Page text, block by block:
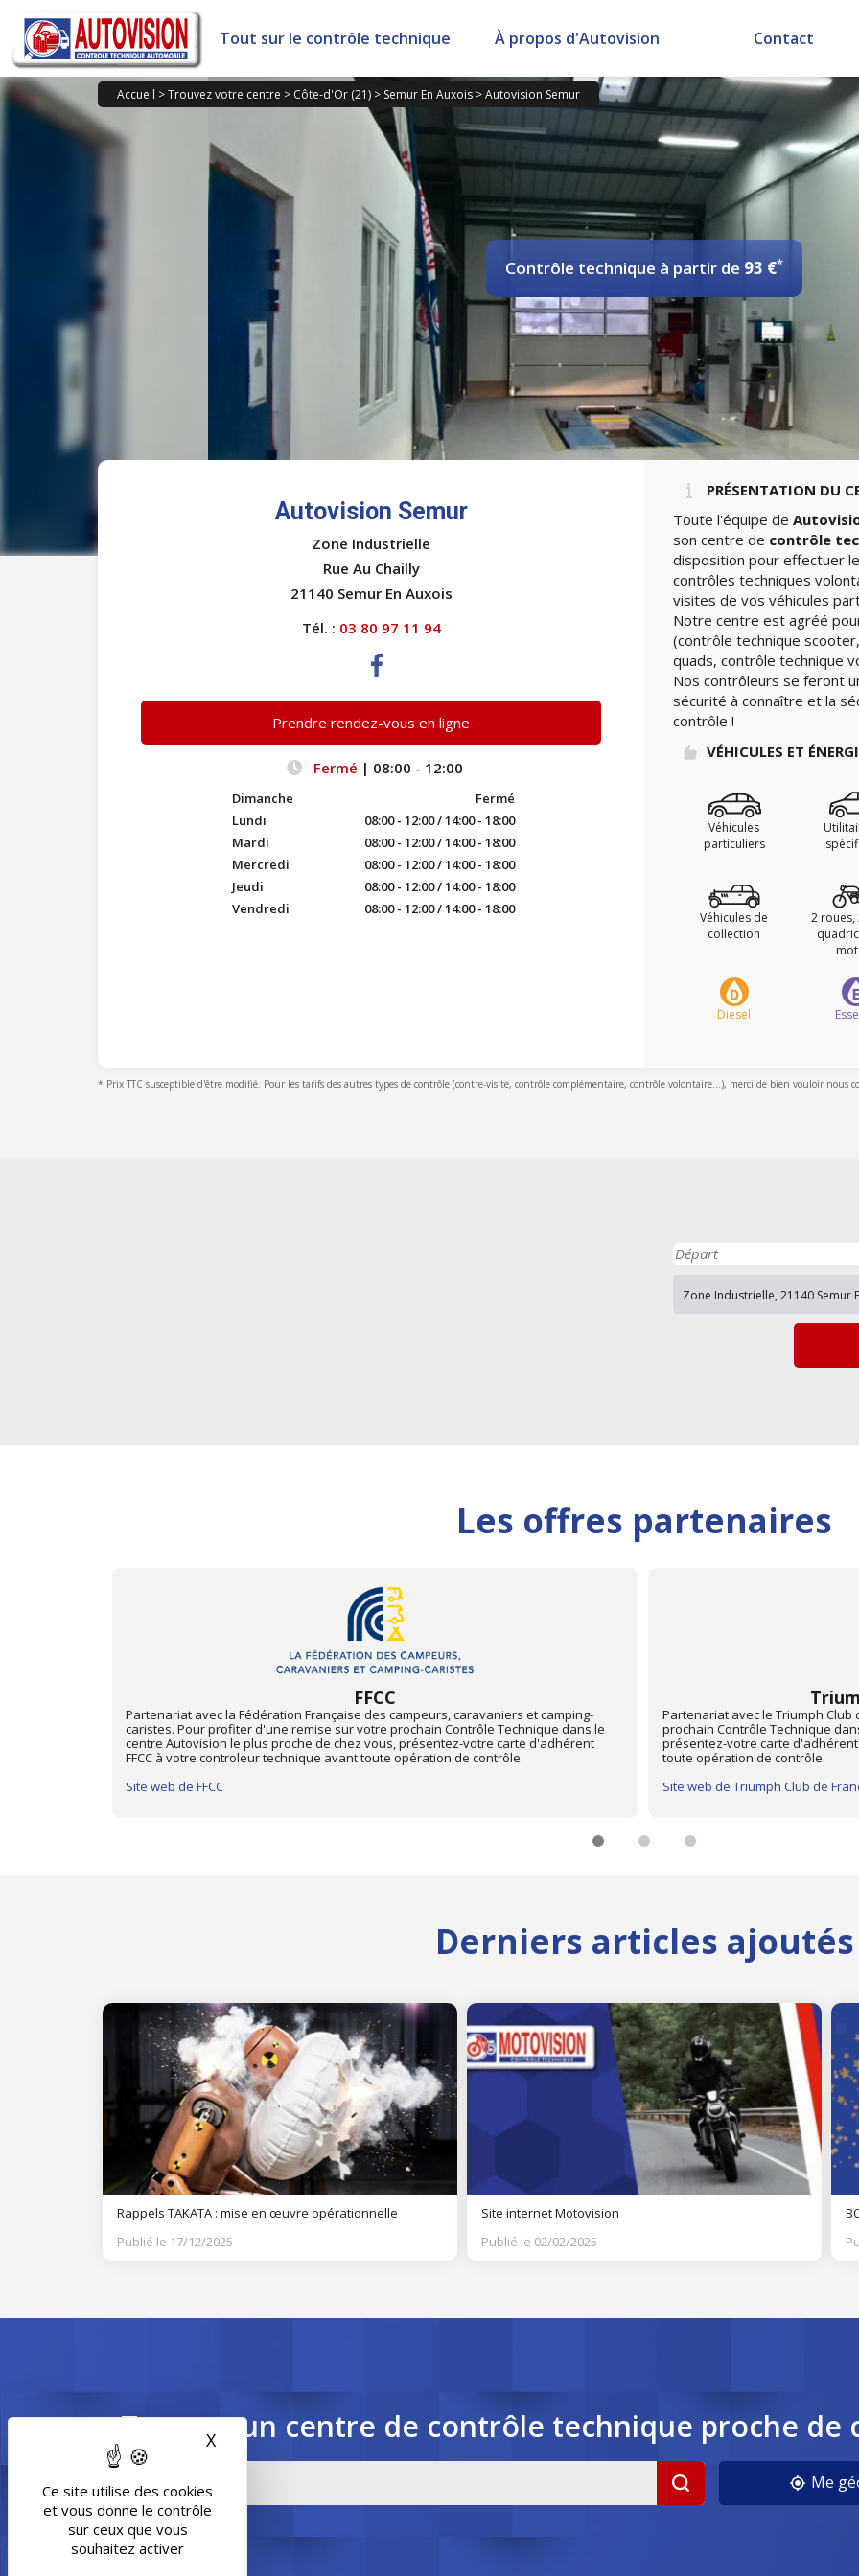
Panneau de gestion des cookies
Ce site utilise des cookies
et vous donne le contrôle
sur ceux que vous
souhaitez activer
X Masquer le bandeau des cookies
Tout sur le contrôle technique À propos d'Autovision Contact
Accueil >Trouvez votre centre > Côte-d'Or (21) > Semur En Auxois >Autovision Semur
Contrôle technique à partir de 93 €*
Autovision Semur
Zone Industrielle
Rue Au Chailly
21140 Semur En Auxois
Tél. : 03 80 97 11 94
Prendre rendez-vous en ligne
Fermé | 08:00 - 12:00
Dimanche
Fermé
Lundi
08:00 - 12:00 / 14:00 - 18:00
Mardi
08:00 - 12:00 / 14:00 - 18:00
Mercredi
08:00 - 12:00 / 14:00 - 18:00
Jeudi
08:00 - 12:00 / 14:00 - 18:00
Vendredi
08:00 - 12:00 / 14:00 - 18:00
PRÉSENTATION DU
Toute l'équipe de
son centre de contrôle
disposition pour effectuer
contrôles techniques
visites de vos véhicules
Notre centre est agréé
(contrôle technique
quads, contrôle technique
Nos contrôleurs se feront
sécurité à connaître et la
contrôle !
VÉHICULES ET
Véhicules
particuliers
Véhicules de
collection
2 roues,
Diesel
* Prix TTC susceptible d'être modifié. Pour les tarifs des autres types de contrôle (contre-visite, contrôle complémentaire, contrôle volontaire...), merci de bien vouloir nous
Les offres partenaires
Triumph Club de France
Partenariat avec le Triumph Club de France. Pour profiter d'une remise sur votre
prochain Contrôle Technique dans le centre Autovision le plus proche de chez vous,
présentez-votre carte d'adhérent Triumph Club à votre controleur technique avant
toute opération de contrôle.
Site web de Triumph Club de France
Depuis juin 2013, les centres
avec "Mon Automobile Club",
Pour profiter d'une remise de
centre Autovision le plus proche
Derniers articles ajoutés
Rappels TAKATA : mise en œuvre opérationnelle
Publié le 17/12/2025
Site internet Motovision
Publié le 02/02/2025
Trouvez un centre de contrôle technique proche de
Me